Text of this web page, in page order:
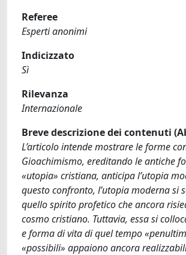
Referee
Esperti anonimi
Indicizzato
Sì
Rilevanza
Internazionale
Breve descrizione dei contenuti
L’articolo intende mostrare le forme
Gioachimismo, ereditando le antiche
«utopia» cristiana, anticipa l’utopia
questo confronto, l’utopia moderna si
quello spirito profetico che ancora
cosmo cristiano. Tuttavia, essa si
e forma di vita di quel tempo
«possibili» appaiono ancora